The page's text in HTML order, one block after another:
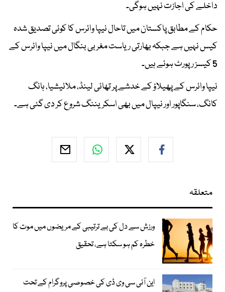
داخلے کی اجازت نہیں ہوگی۔
حکام کے مطابق پاکستان میں تاحال نیپا وائرس کا کوئی تصدیق شدہ
کیس نہیں ہے جبکہ بھارتی ریاست مغربی بنگال میں نیپا وائرس کے
5 کیسز رپورٹ ہوئے ہیں۔
نیپا وائرس کے پھیلاؤ کے خدشے پر تھائی لینڈ، ملائیشیا، ہانگ
کانگ، سنگاپور اور نیپال میں بھی اسکریننگ شروع کر دی گئی ہے۔
متعلقہ
ورزش سے دل کی بے ترتیبی کے مریضوں میں موت کا
خطرہ کم ہو سکتا ہے، تحقیق
این آئی سی وی ڈی کی خصوصی پروگرام کے تحت